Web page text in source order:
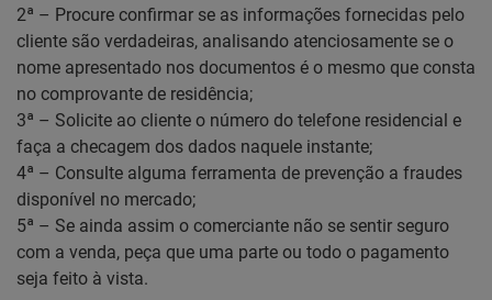
2ª – Procure confirmar se as informações fornecidas pelo
cliente são verdadeiras, analisando atenciosamente se o
nome apresentado nos documentos é o mesmo que consta
no comprovante de residência;
3ª – Solicite ao cliente o número do telefone residencial e
faça a checagem dos dados naquele instante;
4ª – Consulte alguma ferramenta de prevenção a fraudes
disponível no mercado;
5ª – Se ainda assim o comerciante não se sentir seguro
com a venda, peça que uma parte ou todo o pagamento
seja feito à vista.